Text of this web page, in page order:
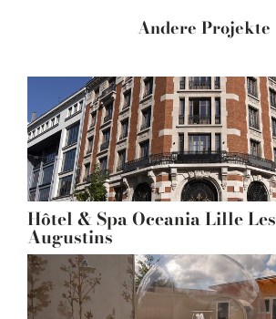
Andere Projekte
Hôtel & Spa Oceania Lille Les
Augustins